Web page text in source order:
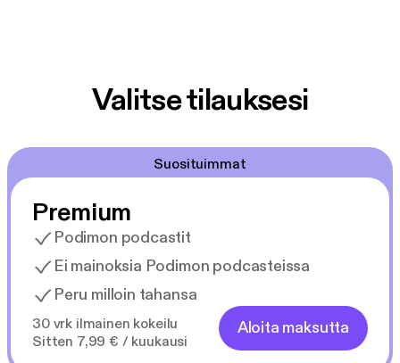
Valitse tilauksesi
Suosituimmat
Premium
Podimon podcastit
Ei mainoksia Podimon podcasteissa
Peru milloin tahansa
30 vrk ilmainen kokeilu
Sitten 7,99 € / kuukausi
Aloita maksutta